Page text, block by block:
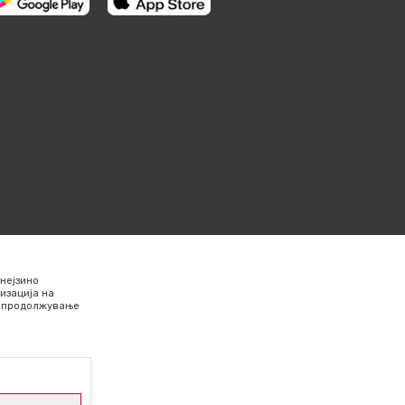
на
продолжување